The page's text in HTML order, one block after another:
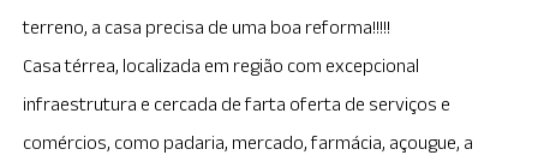
terreno, a casa precisa de uma boa reforma!!!!!
Casa térrea, localizada em região com excepcional
infraestrutura e cercada de farta oferta de serviços e
comércios, como padaria, mercado, farmácia, açougue, a